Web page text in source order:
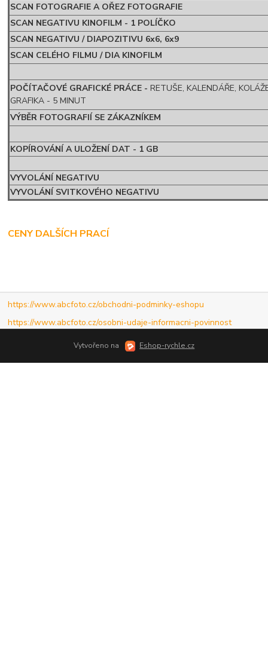
CENY DALŠÍCH PRACÍ
SCAN FOTOGRAFIE A OŘEZ FOTOGRAFIE
SCAN NEGATIVU KINOFILM - 1 POLÍČKO
SCAN NEGATIVU / DIAPOZITIVU 6x6, 6x9
SCAN CELÉHO FILMU / DIA KINOFILM
POČÍTAČOVÉ GRAFICKÉ PRÁCE -RETUŠE, KALENDÁŘE,
GRAFIKA - 5 MINUT
VÝBĚR FOTOGRAFIÍ SE ZÁKAZNÍKEM
KOPÍROVÁNÍ A ULOŽENÍ DAT - 1 GB
VYVOLÁNÍ NEGATIVU
VYVOLÁNÍ SVITKOVÉHO NEGATIVU
https://www.abcfoto.cz/obchodni-podminky-eshopu
https://www.abcfoto.cz/osobni-udaje-informacni-povinnost
Vytvořeno na Eshop-rychle.cz